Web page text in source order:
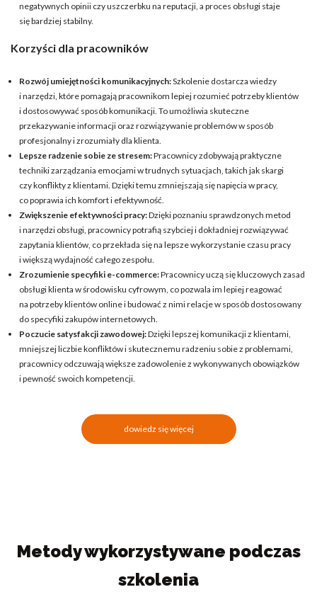
negatywnych opinii czy uszczerbku na reputacji, a proces obsługi staje
się bardziej stabilny.
Korzyści dla pracowników
Rozwój umiejętności komunikacyjnych:Szkolenie dostarcza wiedzy
i narzędzi, które pomagają pracownikom lepiej rozumieć potrzeby klientów
i dostosowywać sposób komunikacji. To umożliwia skuteczne
przekazywanie informacji oraz rozwiązywanie problemów w sposób
profesjonalny i zrozumiały dla klienta.
Lepsze radzenie sobie ze stresem:Pracownicy zdobywają praktyczne
techniki zarządzania emocjami w trudnych sytuacjach, takich jak skargi
czy konflikty z klientami. Dzięki temu zmniejszają się napięcia w pracy,
co poprawia ich komfort i efektywność.
Zwiększenie efektywności pracy:Dzięki poznaniu sprawdzonych metod
i narzędzi obsługi, pracownicy potrafią szybciej i dokładniej rozwiązywać
zapytania klientów, co przekłada się na lepsze wykorzystanie czasu pracy
i większą wydajność całego zespołu.
Zrozumienie specyfiki e-commerce:Pracownicy uczą się kluczowych zasad
obsługi klienta w środowisku cyfrowym, co pozwala im lepiej reagować
na potrzeby klientów online i budować z nimi relacje w sposób dostosowany
do specyfiki zakupów internetowych.
Poczucie satysfakcji zawodowej:Dzięki lepszej komunikacji z klientami,
mniejszej liczbie konfliktów i skutecznemu radzeniu sobie z problemami,
pracownicy odczuwają większe zadowolenie z wykonywanych obowiązków
i pewność swoich kompetencji.
dowiedz się więcej
Metody wykorzystywane podczas
szkolenia